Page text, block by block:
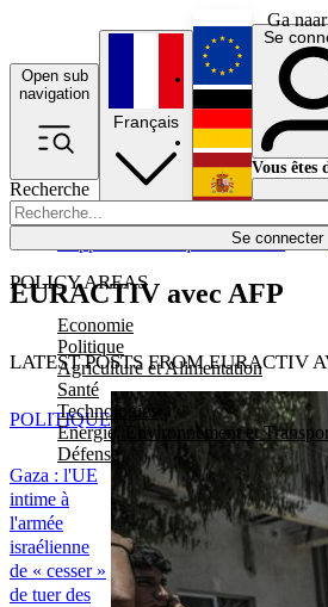
Ga
Open sub
navigation
Recherche
Se connecter
POLICY AREAS
Economie
Politique
Agriculture et Alimentation
Santé
Technologies
Energie, Environnement et
Défense
Économie
Français
English
Deutsch
Español
Se
Vous êtes
EURACTIV avec AFP
LATEST POSTS FROM EURACTIV
Gaza : l'UE
intime à
l'armée
israélienne
de « cesser »
de tuer des
POLITIQUE